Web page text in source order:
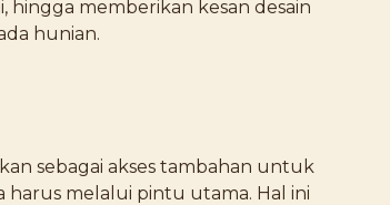
memberikan kesan desain
hunian.
sebagai akses tambahan untuk
melalui pintu utama. Hal ini